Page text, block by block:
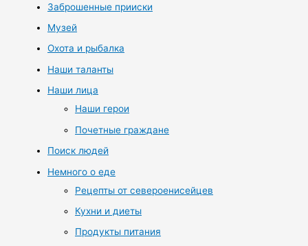
Заброшенные прииски
Музей
Охота и рыбалка
Наши таланты
Наши лица
Наши герои
Почетные граждане
Поиск людей
Немного о еде
Рецепты от североенисейцев
Кухни и диеты
Продукты питания